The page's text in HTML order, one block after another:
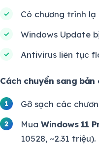
Có chương trình
Windows Update
Antivirus liên tục
Cách chuyển sang bản
Gỡ sạch các
Mua Windows 11
10528, ~2.31 triệu).